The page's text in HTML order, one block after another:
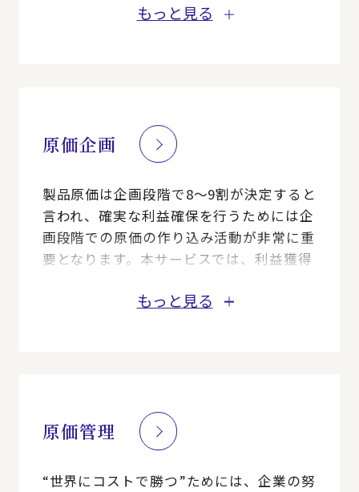
ライフサイクルにおける利益を最大化する
サイクル収益を示しながら、それらの課題
解決を一緒に行い、実行支援を行います。
もっと見る
原価企画
製品原価は企画段階で8～9割が決定すると
言われ、確実な利益確保を行うためには企
画段階での原価の作り込み活動が非常に重
要となります。本サービスでは、利益獲得
もっと見る
原価管理
“世界にコストで勝つ”ためには、企業の努